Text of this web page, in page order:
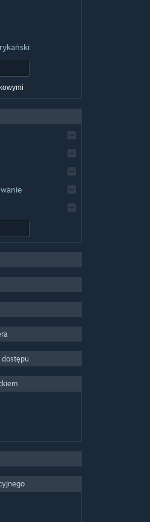
dostępu